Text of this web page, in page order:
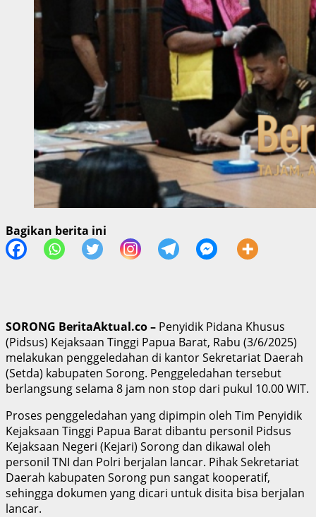
Bagikan berita ini
SORONG BeritaAktual.co – Penyidik Pidana Khusus
(Pidsus) Kejaksaan Tinggi Papua Barat, Rabu (3/6/2025)
melakukan penggeledahan di kantor Sekretariat Daerah
(Setda) kabupaten Sorong. Penggeledahan tersebut
berlangsung selama 8 jam non stop dari pukul 10.00 WIT.
Proses penggeledahan yang dipimpin oleh Tim Penyidik
Kejaksaan Tinggi Papua Barat dibantu personil Pidsus
Kejaksaan Negeri (Kejari) Sorong dan dikawal oleh
personil TNI dan Polri berjalan lancar. Pihak Sekretariat
Daerah kabupaten Sorong pun sangat kooperatif,
sehingga dokumen yang dicari untuk disita bisa berjalan
lancar.